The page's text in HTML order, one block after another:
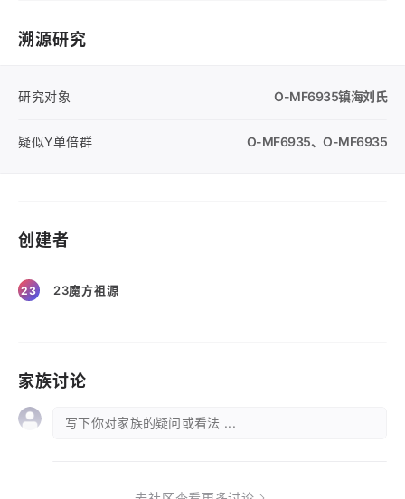
溯源研究
研究对象 O-MF6935镇海刘氏
疑似Y单倍群 O-MF6935、 O-MF6935
创建者
23 23魔方祖源
家族讨论
写下你对家族的疑问或看法 ...